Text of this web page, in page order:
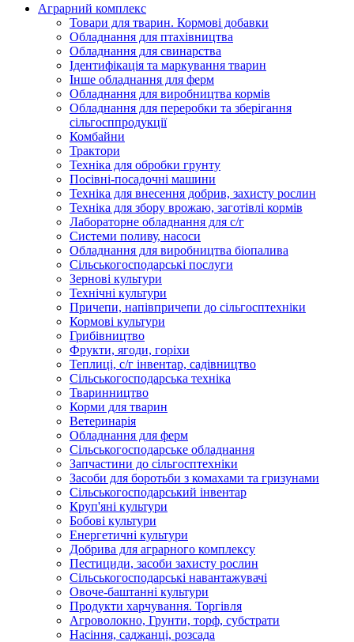
Аграрний комплекс
Товари для тварин. Кормові добавки
Обладнання для птахівництва
Обладнання для свинарства
Ідентифікація та маркування тварин
Інше обладнання для ферм
Обладнання для виробництва кормів
Обладнання для переробки та зберігання
сільгосппродукції
Комбайни
Трактори
Техніка для обробки грунту
Посівні-посадочні машини
Техніка для внесення добрив, захисту рослин
Техніка для збору врожаю, заготівлі кормів
Лабораторне обладнання для с/г
Системи поливу, насоси
Обладнання для виробництва біопалива
Сільськогосподарські послуги
Зернові культури
Технічні культури
Причепи, напівпричепи до сільгосптехніки
Кормові культури
Грибівництво
Фрукти, ягоди, горіхи
Теплиці, с/г інвентар, садівництво
Сільськогосподарська техніка
Тваринництво
Корми для тварин
Ветеринарія
Обладнання для ферм
Сільськогосподарське обладнання
Запчастини до сільгосптехніки
Засоби для боротьби з комахами та гризунами
Сільськогосподарський інвентар
Круп'яні культури
Бобові культури
Енергетичні культури
Добрива для аграрного комплексу
Пестициди, засоби захисту рослин
Сільськогосподарські навантажувачі
Овоче-баштанні культури
Продукти харчування. Торгівля
Агроволокно, Грунти, торф, субстрати
Насіння, саджанці, розсада